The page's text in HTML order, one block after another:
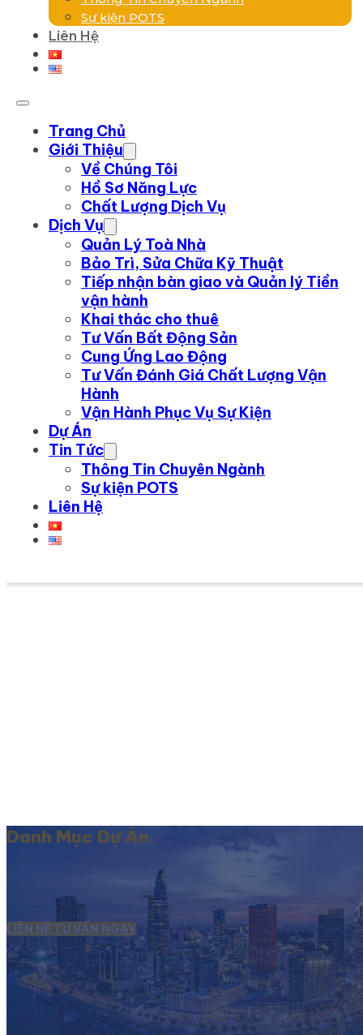
Sự kiện POTS
Liên Hệ
Trang Chủ
Giới Thiệu
Về Chúng Tôi
Hồ Sơ Năng Lực
Chất Lượng Dịch Vụ
Dịch Vụ
Quản Lý Toà Nhà
Bảo Trì, Sửa Chữa Kỹ Thuật
Tiếp nhận bàn giao và Quản lý Tiền
vận hành
Khai thác cho thuê
Tư Vấn Bất Động Sản
Cung Ứng Lao Động
Tư Vấn Đánh Giá Chất Lượng Vận
Hành
Vận Hành Phục Vụ Sự Kiện
Dự Án
Tin Tức
Thông Tin Chuyên Ngành
Sự kiện POTS
Liên Hệ
Danh Mục Dự Án
LIÊN HỆ TƯ VẤN NGAY